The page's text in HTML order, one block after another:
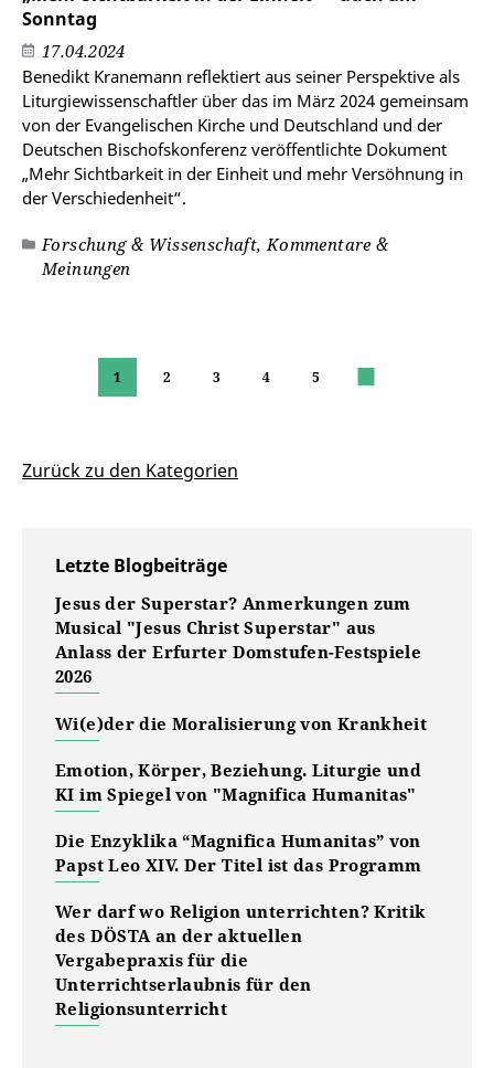
Sonntag
17.04.2024
Benedikt Kranemann reflektiert aus seiner Perspektive als
Liturgiewissenschaftler über das im März 2024 gemeinsam
von der Evangelischen Kirche und Deutschland und der
Deutschen Bischofskonferenz veröffentlichte Dokument
„Mehr Sichtbarkeit in der Einheit und mehr Versöhnung in
der Verschiedenheit“.
Forschung & Wissenschaft, Kommentare &
Meinungen
1 2 3 4 5
Zurück zu den Kategorien
Letzte Blogbeiträge
Jesus der Superstar? Anmerkungen zum
Musical "Jesus Christ Superstar" aus
Anlass der Erfurter Domstufen-Festspiele
2026
Wi(e)der die Moralisierung von Krankheit
Emotion, Körper, Beziehung. Liturgie und
KI im Spiegel von "Magnifica Humanitas"
Die Enzyklika “Magnifica Humanitas” von
Papst Leo XIV. Der Titel ist das Programm
Wer darf wo Religion unterrichten? Kritik
des DÖSTA an der aktuellen
Vergabepraxis für die
Unterrichtserlaubnis für den
Religionsunterricht